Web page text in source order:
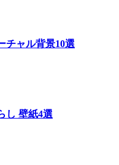
チャル背景10選
し 壁紙4選